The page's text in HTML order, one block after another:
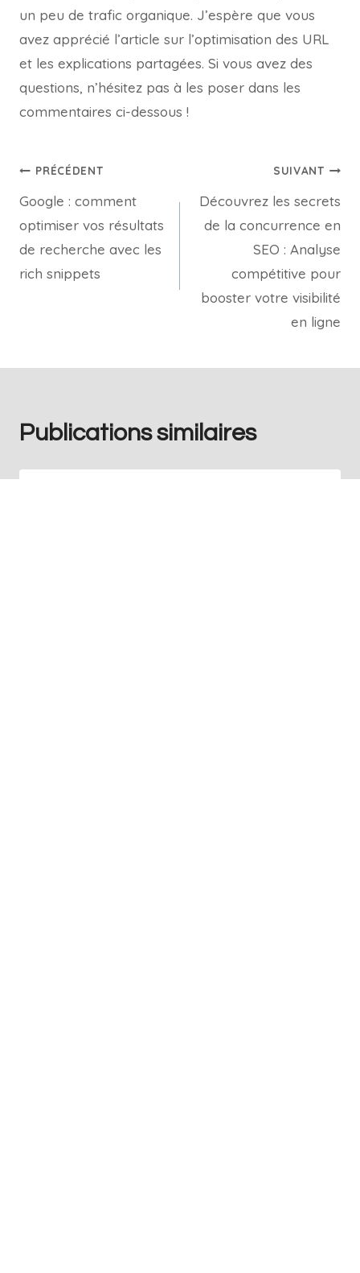
un peu de trafic organique. J’espère que vous
avez apprécié l’article sur l’optimisation des URL
et les explications partagées. Si vous avez des
questions, n’hésitez pas à les poser dans les
commentaires ci-dessous !
PRÉCÉDENT
Google : comment
optimiser vos résultats
de recherche avec les
rich snippets
SUIVANT
Découvrez les secrets
de la concurrence en
SEO : Analyse
compétitive pour
booster votre visibilité
en ligne
Publications similaires